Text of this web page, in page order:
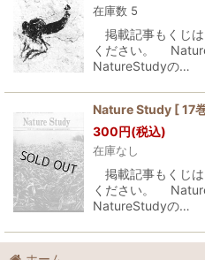
在庫数 5
掲載記事もくじ
ください。
NatureStudyの…
Nature Study [ 17
300円(税込)
在庫なし
掲載記事もくじ
ください。
NatureStudyの…